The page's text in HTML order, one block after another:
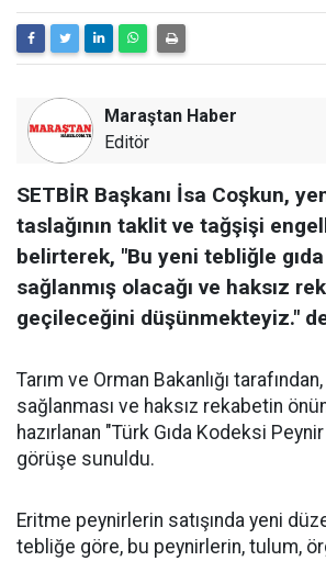
Maraştan Haber
Editör
SETBİR Başkanı İsa Coşkun,
taslağının taklit ve tağşişi
belirterek, "Bu yeni tebliğle
sağlanmış olacağı ve haksız
geçileceğini düşünmekteyiz."
Tarım ve Orman Bakanlığı
sağlanması ve haksız rekabetin
hazırlanan "Türk Gıda Kodeksi
görüşe sunuldu.
Eritme peynirlerin satışında yeni
tebliğe göre, bu peynirlerin, tulum,